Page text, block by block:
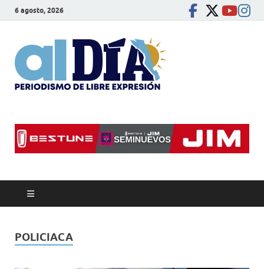
6 agosto, 2026
POLICIACA